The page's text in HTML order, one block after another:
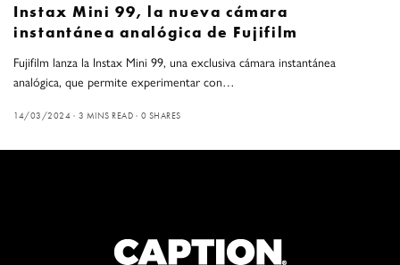
Instax Mini 99, la nueva cámara
instantánea analógica de Fujifilm
Fujifilm lanza la Instax Mini 99, una exclusiva cámara instantánea
analógica, que permite experimentar con…
14/03/2024 3 MINS READ 0 SHARES